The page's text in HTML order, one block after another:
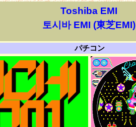
Toshiba EMI
토시바 EMI (東芝EMI)
パチコン